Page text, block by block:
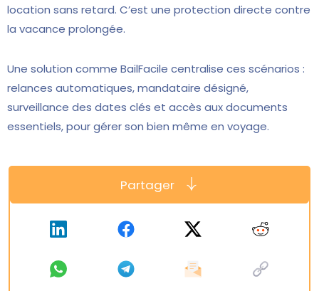
location sans retard. C’est une protection directe contre
la vacance prolongée.
Une solution comme BailFacile centralise ces scénarios :
relances automatiques, mandataire désigné,
surveillance des dates clés et accès aux documents
essentiels, pour gérer son bien même en voyage.
Partager